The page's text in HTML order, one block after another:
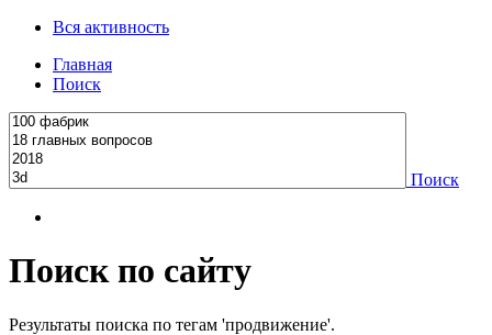
Вся активность
Главная
Поиск
Поиск
Поиск по сайту
Результаты поиска по тегам 'продвижение'.